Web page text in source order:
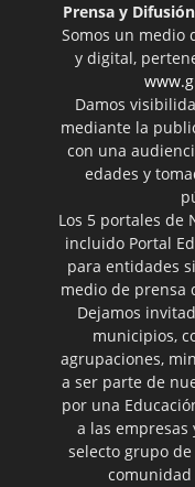
Prensa y
Somos un medio
y digital,
Damos
mediante la
con una
edades y
Los 5 portales de
incluido Portal
para entidades
medio de prensa
Dejamos
municipios,
agrupaciones,
a ser parte de
por una
a las
selecto grupo
comunidad